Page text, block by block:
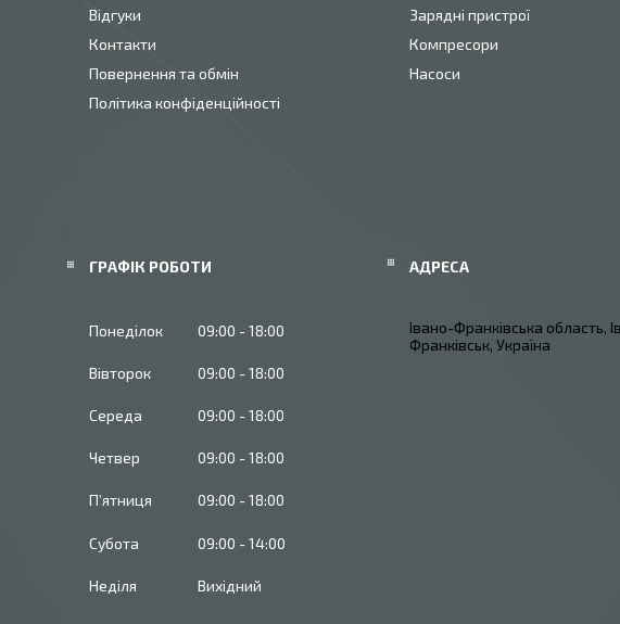
Відгуки
Контакти
Повернення та обмін
Політика конфіденційності
Зарядні пристрої
Компресори
Насоси
ГРАФІК РОБОТИ
Понеділок 09:00 18:00
Вівторок 09:00 18:00
Середа 09:00 18:00
Четвер 09:00 18:00
Пʼятниця 09:00 18:00
Субота 09:00 14:00
Неділя Вихідний
Івано-Франківська область,
Франківськ, Україна